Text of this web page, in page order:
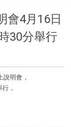
會4月16日
30分舉行
明會，
，